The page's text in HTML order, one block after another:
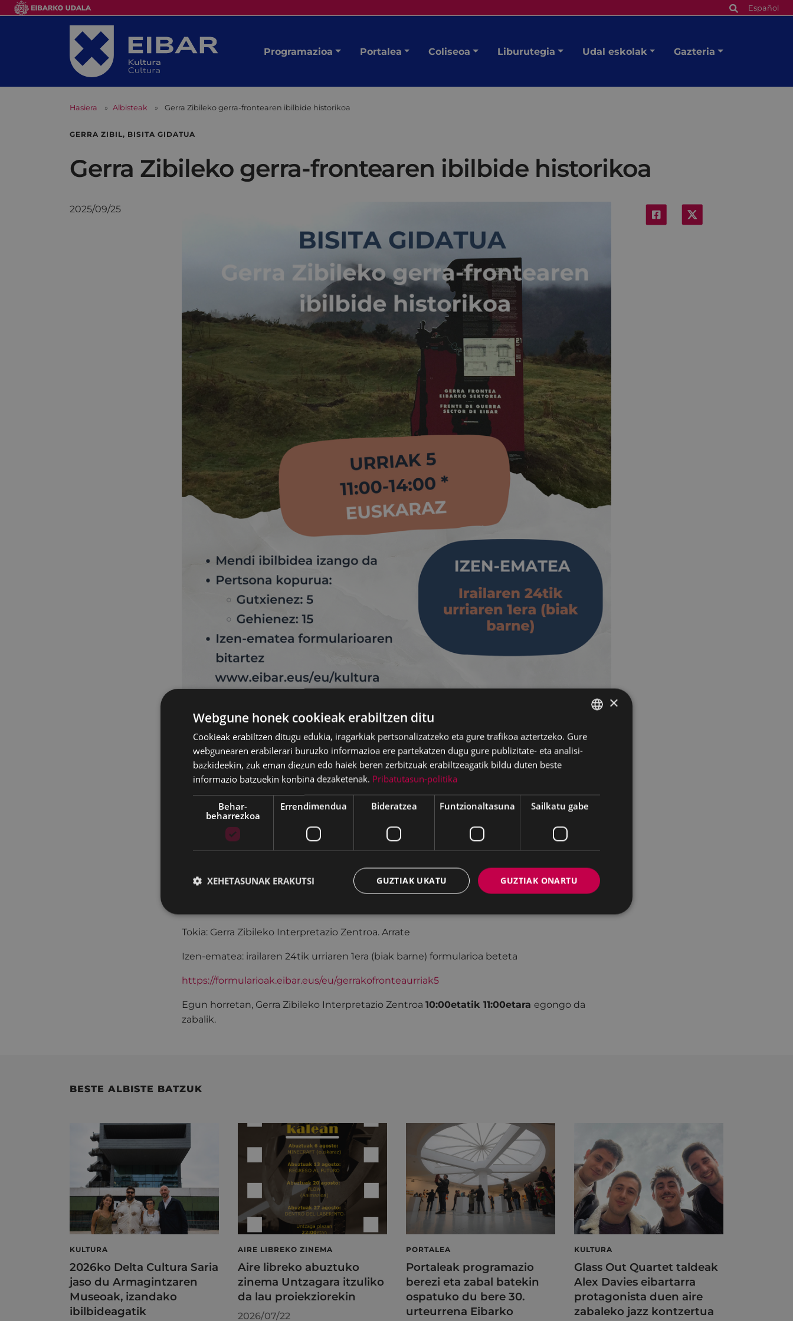
Español
Programazioa Portalea Coliseoa Liburutegia Udal eskolak Gazteria
Hasiera Albisteak Gerra Zibileko gerra-frontearen ibilbide historikoa
GERRA ZIBIL, BISITA GIDATUA
Gerra Zibileko gerra-frontearen ibilbide historikoa
2025/09/25
Gerrako Fronteko bisita gidatuen beste saioa izango da. Mendi ibilbidea izango da.
Ordutegia: 11:00-14:00
Tokia: Gerra Zibileko Interpretazio Zentroa. Arrate
Izen-ematea: irailaren 24tik urriaren 1era (biak barne) formularioa beteta
https://formularioak.eibar.eus/eu/gerrakofronteaurriak5
Egun horretan, Gerra Zibileko Interpretazio Zentroa 10:00etatik 11:00etara egongo da
zabalik.
BESTE ALBISTE BATZUK
KULTURA
2026ko Delta Cultura Saria
jaso du Armagintzaren
Museoak, izandako
ibilbideagatik
AIRE LIBREKO ZINEMA
Aire libreko abuztuko
zinema Untzagara itzuliko
da lau proiekziorekin
2026/07/22
PORTALEA
Portaleak programazio
berezi eta zabal batekin
ospatuko du bere 30.
urteurrena Eibarko
KULTURA
Glass Out Quartet taldeak
Alex Davies eibartarra
protagonista duen aire
zabaleko jazz kontzertua
BASQUE
SPANISH
×
Webgune honek cookieak erabiltzen ditu
Cookieak erabiltzen ditugu edukia, iragarkiak pertsonalizatzeko eta gure trafikoa aztertzeko. Gure
webgunearen erabilerari buruzko informazioa ere partekatzen dugu gure publizitate- eta analisi-
bazkideekin, zuk eman diezun edo haiek beren zerbitzuak erabiltzeagatik bildu duten beste
informazio batzuekin konbina dezaketenak. Pribatutasun-politika
Behar-
beharrezkoa
Errendimendua Bideratzea Funtzionaltasuna Sailkatu gabe
GUZTIAK ONARTU
GUZTIAK UKATU
XEHETASUNAK ERAKUTSI